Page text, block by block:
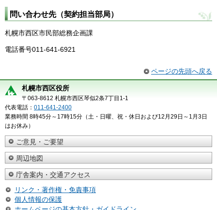
問い合わせ先（契約担当部局）
札幌市西区市民部総務企画課
電話番号011-641-6921
ページの先頭へ戻る
札幌市西区役所
〒063-8612 札幌市西区琴似2条7丁目1-1
代表電話： 011-641-2400
業務時間 8時45分～17時15分（土・日曜、祝・休日および12月29日～1月3日
はお休み）
ご意見・ご要望
周辺地図
庁舎案内・交通アクセス
リンク・著作権・免責事項
個人情報の保護